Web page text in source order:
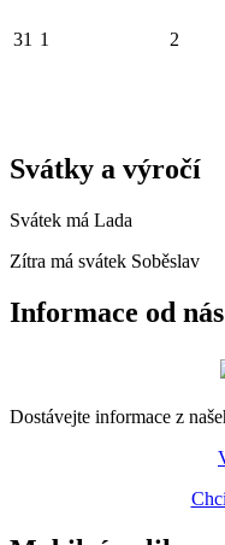
31 1 2
Svátky a výročí
Svátek má Lada
Zítra má svátek Soběslav
Informace od nás
Dostávejte informace z